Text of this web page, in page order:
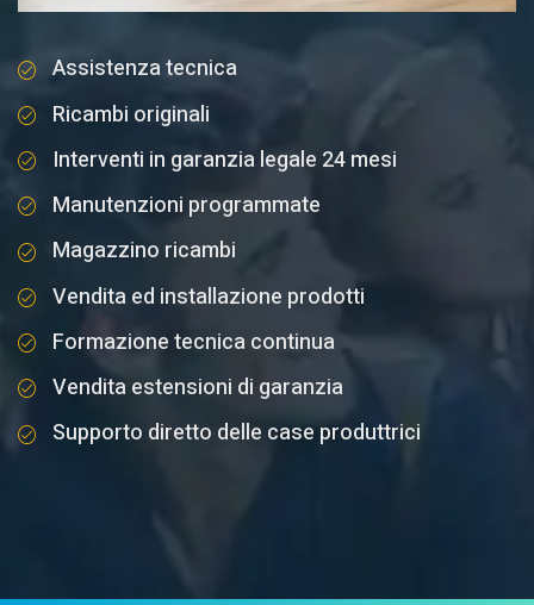
Assistenza tecnica
Ricambi originali
Interventi in garanzia legale 24 mesi
Manutenzioni programmate
Magazzino ricambi
Vendita ed installazione prodotti
Formazione tecnica continua
Vendita estensioni di garanzia
Supporto diretto delle case produttrici